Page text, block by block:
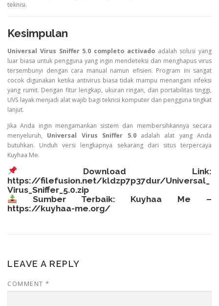
teknisi.
Kesimpulan
Universal Virus Sniffer 5.0 completo activadoadalah solusi yang
luar biasa untuk pengguna yang ingin mendeteksi dan menghapus virus
tersembunyi dengan cara manual namun efisien. Program ini sangat
cocok digunakan ketika antivirus biasa tidak mampu menangani infeksi
yang rumit. Dengan fitur lengkap, ukuran ringan, dan portabilitas tinggi,
UVS layak menjadi alat wajib bagi teknisi komputer dan pengguna tingkat
lanjut.
Jika Anda ingin mengamankan sistem dan membersihkannya secara
menyeluruh, Universal Virus Sniffer 5.0adalah alat yang Anda
butuhkan. Unduh versi lengkapnya sekarang dari situs terpercaya
Kuyhaa Me.
Download Link:
https://filefusion.net/kldzp7p37dur/Universal_
Virus_Sniffer_5.0.zip
Sumber Terbaik: Kuyhaa Me –
https://kuyhaa-me.org/
LEAVE A REPLY
COMMENT *